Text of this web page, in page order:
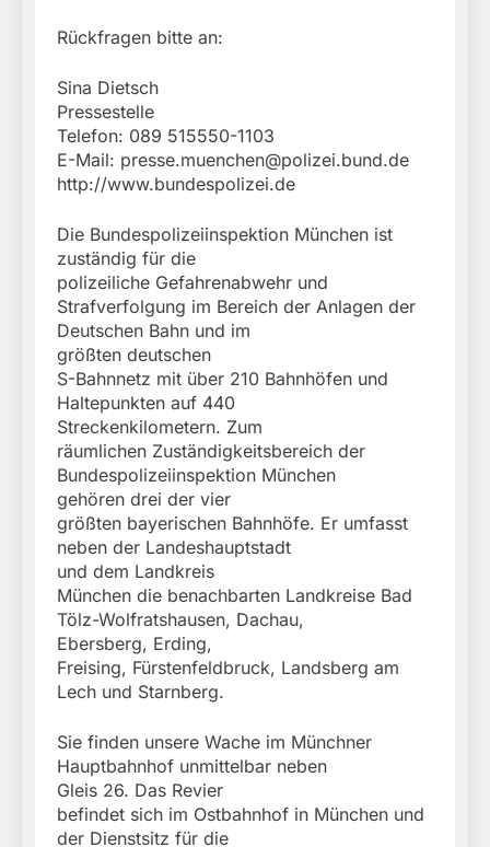
Rückfragen bitte an:
Sina Dietsch
Pressestelle
Telefon: 089 515550-1103
E-Mail: presse.muenchen@polizei.bund.de
http://www.bundespolizei.de
Die Bundespolizeiinspektion München ist
zuständig für die
polizeiliche Gefahrenabwehr und
Strafverfolgung im Bereich der Anlagen der
Deutschen Bahn und im
größten deutschen
S-Bahnnetz mit über 210 Bahnhöfen und
Haltepunkten auf 440
Streckenkilometern. Zum
räumlichen Zuständigkeitsbereich der
Bundespolizeiinspektion München
gehören drei der vier
größten bayerischen Bahnhöfe. Er umfasst
neben der Landeshauptstadt
und dem Landkreis
München die benachbarten Landkreise Bad
Tölz-Wolfratshausen, Dachau,
Ebersberg, Erding,
Freising, Fürstenfeldbruck, Landsberg am
Lech und Starnberg.
Sie finden unsere Wache im Münchner
Hauptbahnhof unmittelbar neben
Gleis 26. Das Revier
befindet sich im Ostbahnhof in München und
der Dienstsitz für die